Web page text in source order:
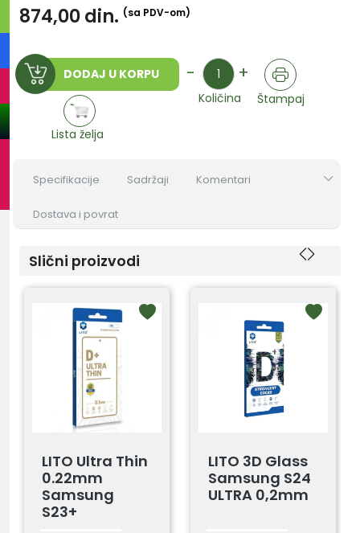
874,00din. (sa PDV-om)
DODAJ U KORPU - Količina +
Količina Štampaj
Lista želja
Specifikacije Sadržaji Komentari
Dostava i povrat
Slični proizvodi
LITO Ultra Thin
0.22mm
Samsung
S23+
LITO 3D Glass
Samsung S24
ULTRA 0,2mm